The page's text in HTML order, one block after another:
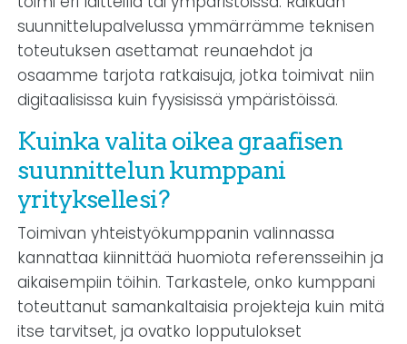
suunnittelupalvelussa ymmärrämme teknisen
toteutuksen asettamat reunaehdot ja
osaamme tarjota ratkaisuja, jotka toimivat niin
digitaalisissa kuin fyysisissä ympäristöissä.
Kuinka valita oikea graafisen
suunnittelun kumppani
yrityksellesi?
Toimivan yhteistyökumppanin valinnassa
kannattaa kiinnittää huomiota referensseihin ja
aikaisempiin töihin. Tarkastele, onko kumppani
toteuttanut samankaltaisia projekteja kuin mitä
itse tarvitset, ja ovatko lopputulokset